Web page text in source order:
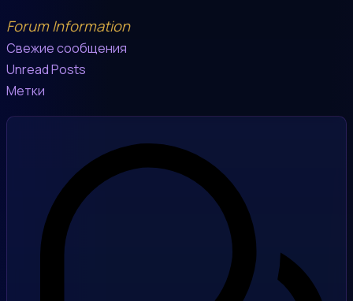
Forum Information
Свежие сообщения
Unread Posts
Метки